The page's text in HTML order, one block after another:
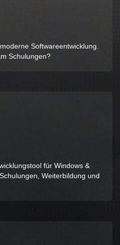
Softwareentwicklung.
Schulungen?
für Windows &
Weiterbildung und